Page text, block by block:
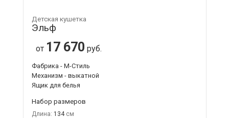
Детская кушетка
Эльф
от 17 670 руб.
Фабрика - М-Стиль
Механизм - выкатной
Ящик для белья
Набор размеров
Длина: 134